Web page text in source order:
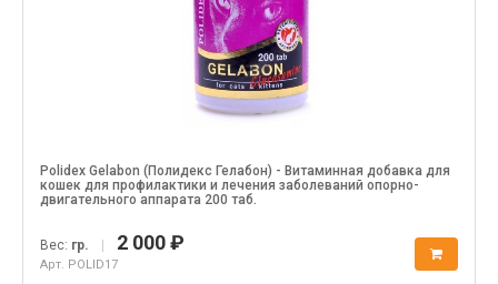
Polidex Gelabon (Полидекс Гелабон) - Витаминная добавка для
кошек для профилактики и лечения заболеваний опорно-
двигательного аппарата 200 таб.
Вес: гр. | 2 000 ₽
Арт. POLID17